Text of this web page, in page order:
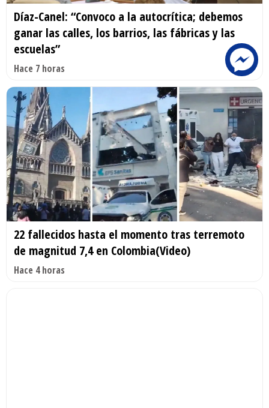
Díaz-Canel: “Convoco a la autocrítica; debemos
ganar las calles, los barrios, las fábricas y las
escuelas”
Hace 7 horas
22 fallecidos hasta el momento tras terremoto
de magnitud 7,4 en Colombia(Video)
Hace 4 horas